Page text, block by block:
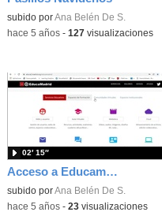
Contenido educativo.
subido porAna Belén De S.
-hace 5 años- 127visualizaciones
Acceso a Educamadrid
Contenido educativo.
subido porAna Belén De S.
02′ 15″
-hace 5 años- 23visualizaciones